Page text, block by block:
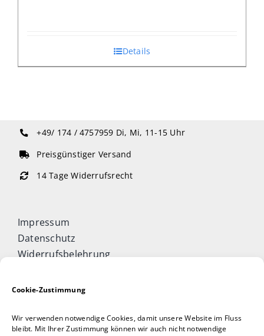
Cookie-Zustimmung
Wir verwenden notwendige Cookies, damit unsere Website im Fluss
bleibt. Mit Ihrer Zustimmung können wir auch nicht notwendige
Details
+49/ 174 / 4757959 Di, Mi, 11-15 Uhr
Preisgünstiger Versand
14 Tage Widerrufsrecht
Impressum
Datenschutz
Widerrufsbelehrung
Allgemeine Geschäftsbedingungen
Taijiquan & Qigong Journal